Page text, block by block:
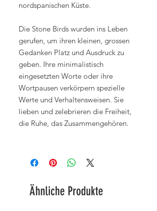
nordspanischen Küste.
Die Stone Birds wurden ins Leben
gerufen, um ihren kleinen, grossen
Gedanken Platz und Ausdruck zu
geben. Ihre minimalistisch
eingesetzten Worte oder ihre
Wortpausen verkörpern spezielle
Werte und Verhaltensweisen. Sie
lieben und zelebrieren die Freiheit,
die Ruhe, das Zusammengehören.
Ähnliche Produkte